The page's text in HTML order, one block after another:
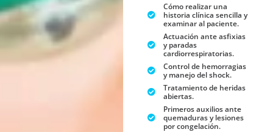
Cómo realizar una
historia clínica sencilla y
examinar al paciente.
Actuación ante asfixias
y paradas
cardiorrespiratorias.
Control de hemorragias
y manejo del shock.
Tratamiento de heridas
abiertas.
Primeros auxilios ante
quemaduras y lesiones
por congelación.